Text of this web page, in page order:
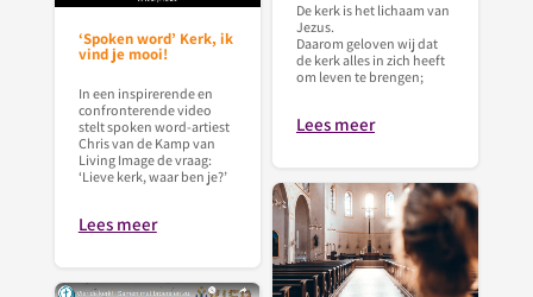
De kerk is het lichaam van
Jezus.
Daarom geloven wij dat
de kerk alles in zich heeft
om leven te brengen;
Lees meer
‘Spoken word’ Kerk, ik
vind je mooi!
In een inspirerende en
confronterende video
stelt spoken word-artiest
Chris van de Kamp van
Living Image de vraag:
‘Lieve kerk, waar ben je?’
Lees meer